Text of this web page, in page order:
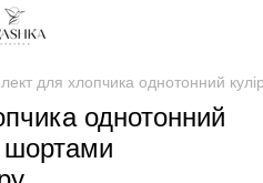
для хлопчика однотонний
однотонний
шортами